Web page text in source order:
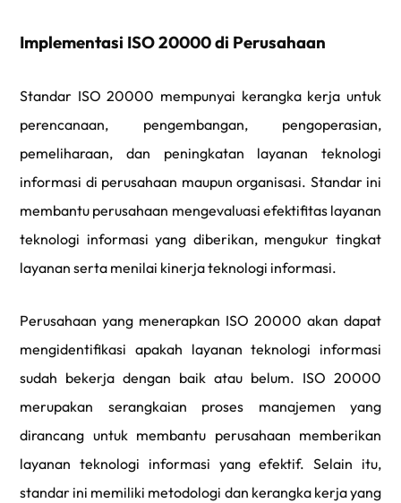
Implementasi ISO 20000 di Perusahaan
Standar ISO 20000 mempunyai kerangka kerja untuk
perencanaan, pengembangan, pengoperasian,
pemeliharaan, dan peningkatan layanan teknologi
informasi di perusahaan maupun organisasi. Standar ini
membantu perusahaan mengevaluasi efektifitas layanan
teknologi informasi yang diberikan, mengukur tingkat
layanan serta menilai kinerja teknologi informasi.
Perusahaan yang menerapkan ISO 20000 akan dapat
mengidentifikasi apakah layanan teknologi informasi
sudah bekerja dengan baik atau belum. ISO 20000
merupakan serangkaian proses manajemen yang
dirancang untuk membantu perusahaan memberikan
layanan teknologi informasi yang efektif. Selain itu,
standar ini memiliki metodologi dan kerangka kerja yang